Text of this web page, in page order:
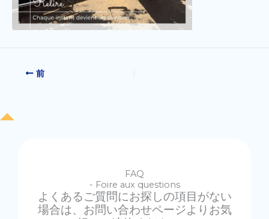
前
FAQ
- Foire aux questions
よくあるご質問にお探しの項目がない
場合は、お問い合わせページよりお気